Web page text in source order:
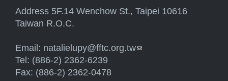
Address 5F.14 Wenchow St., Taipei 10616
Taiwan R.O.C.
Email: natalielupy@fftc.org.tw(link sends e-mail)
Tel: (886-2) 2362-6239
Fax: (886-2) 2362-0478